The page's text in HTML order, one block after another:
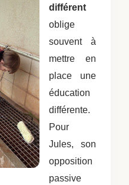
différent
oblige
souvent à
mettre en
place une
éducation
différente.
Pour
Jules, son
opposition
passive